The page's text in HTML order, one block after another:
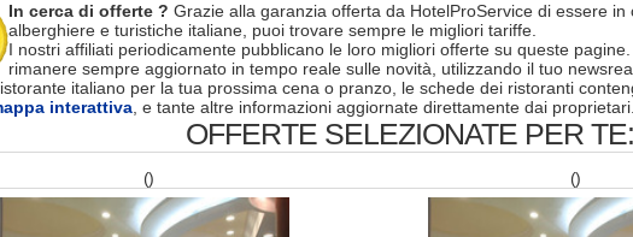
In cerca di offerte ? Grazie alla garanzia offerta da HotelProService di essere
alberghiere e turistiche italiane, puoi trovare sempre le migliori tariffe.
I nostri affiliati periodicamente pubblicano le loro migliori offerte su queste
rimanere sempre aggiornato in tempo reale sulle novità, utilizzando il tuo
italiano per la tua prossima cena o pranzo, le schede dei ristoranti
interattiva , e tante altre informazioni aggiornate direttamente dai proprietari.
OFFERTE SELEZIONATE PER TE:
() ()